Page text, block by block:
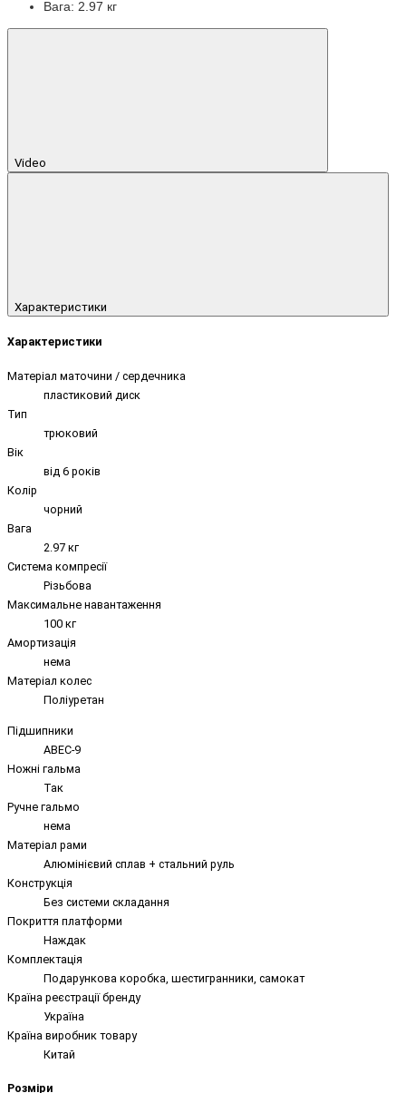
Вага: 2.97 кг
Video
Характеристики
Характеристики
Матеріал маточини / сердечника
пластиковий диск
Тип
трюковий
Вік
від 6 років
Колір
чорний
Вага
2.97 кг
Система компресії
Різьбова
Максимальне навантаження
100 кг
Амортизація
нема
Матеріал колес
Поліуретан
Підшипники
ABEC-9
Ножні гальма
Так
Ручне гальмо
нема
Матеріал рами
Алюмінієвий сплав + стальний руль
Конструкція
Без системи складання
Покриття платформи
Наждак
Комплектація
Подарункова коробка, шестигранники, самокат
Країна реєстрації бренду
Україна
Країна виробник товару
Китай
Розміри